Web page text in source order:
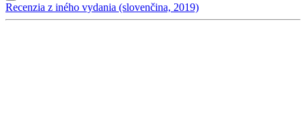
Recenzia z iného vydania (slovenčina, 2019)